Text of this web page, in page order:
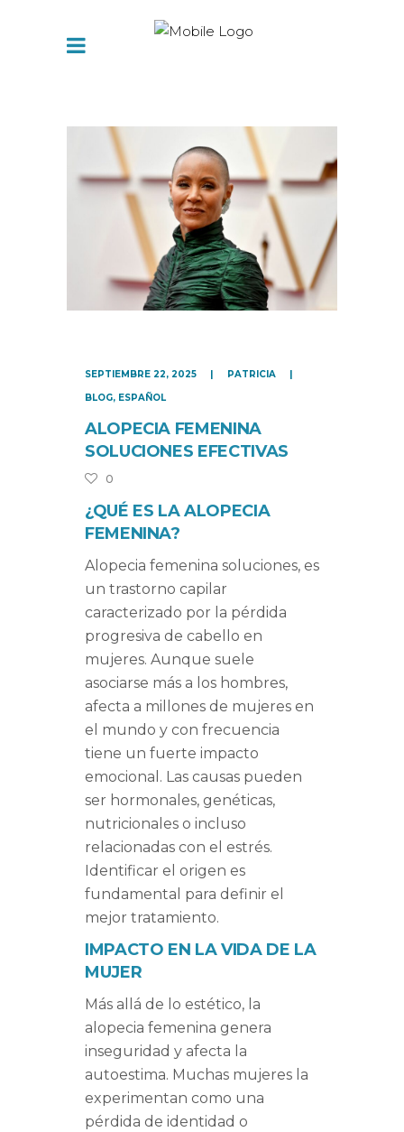
SEPTIEMBRE 22, 2025
PATRICIA
BLOG, ESPAÑOL
ALOPECIA FEMENINA
SOLUCIONES EFECTIVAS
0
¿QUÉ ES LA ALOPECIA
FEMENINA?
Alopecia femenina soluciones, es
un trastorno capilar
caracterizado por la pérdida
progresiva de cabello en
mujeres. Aunque suele
asociarse más a los hombres,
afecta a millones de mujeres en
el mundo y con frecuencia
tiene un fuerte impacto
emocional. Las causas pueden
ser hormonales, genéticas,
nutricionales o incluso
relacionadas con el estrés.
Identificar el origen es
fundamental para definir el
mejor tratamiento.
IMPACTO EN LA VIDA DE LA
MUJER
Más allá de lo estético, la
alopecia femenina genera
inseguridad y afecta la
autoestima. Muchas mujeres la
experimentan como una
pérdida de identidad o